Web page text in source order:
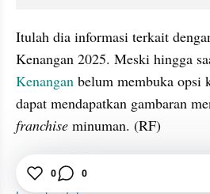
Itulah dia informasi terkait
Kenangan 2025. Meski hingga
Kenangan belum membuka opsi
franchise minuman. (RF)
Franchise Kopi
0 0